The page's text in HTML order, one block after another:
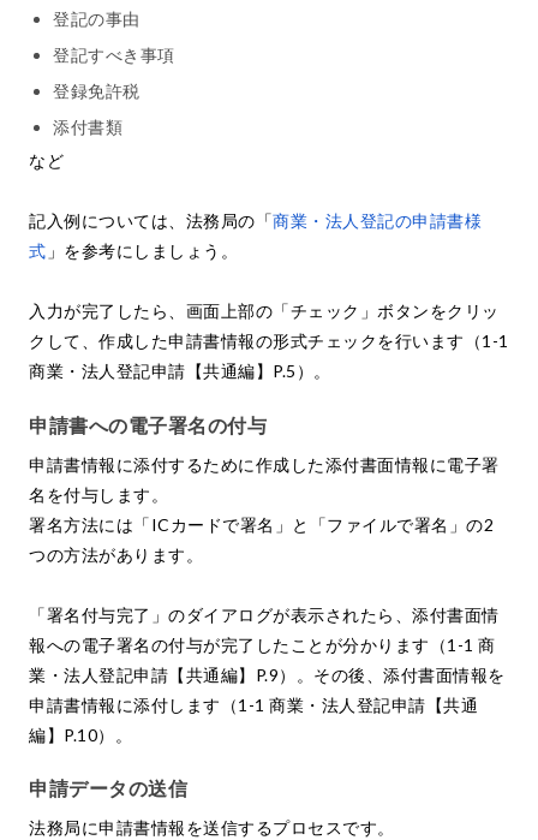
登記の事由
登記すべき事項
登録免許税
添付書類
など
記入例については、法務局の「商業・法人登記の申請書様
式 」を参考にしましょう。
入力が完了したら、画面上部の「チェック」ボタンをクリッ
クして、作成した申請書情報の形式チェックを行います（1-1
商業・法人登記申請【共通編】P.5）。
申請書への電子署名の付与
申請書情報に添付するために作成した添付書面情報に電子署
名を付与します。
署名方法には「ICカードで署名」と「ファイルで署名」の2
つの方法があります。
「署名付与完了」のダイアログが表示されたら、添付書面情
報への電子署名の付与が完了したことが分かります（1-1 商
業・法人登記申請【共通編】P.9）。その後、添付書面情報を
申請書情報に添付します（1-1 商業・法人登記申請【共通
編】P.10）。
申請データの送信
法務局に申請書情報を送信するプロセスです。